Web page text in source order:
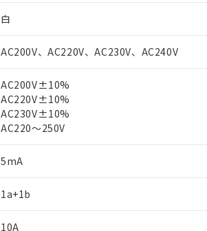
白
AC200V、AC220V、AC230V、AC240V
AC200V±10%
AC220V±10%
AC230V±10%
AC220～250V
5mA
1a+1b
10A
ご利用条件
※1 対応状況
対応済み：EU RoHS指令（10物質）
対応予定：EU RoHS指令（10物質）の非
対応予定なし：EU RoHS指令（10物質）
調査・確認中：EU RoHS指令（10物質）
仕入先様の事情により、非含有部品とし
があります。
※1 中国RoHS○×表
「○」：最大均質材料含有率が中国
「×」：最大均質材料含有率が中国RoHS